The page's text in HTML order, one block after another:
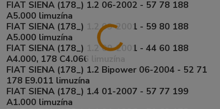
FIAT SIENA (178_) 1.2 06-2002 - 57 78 188
A5.000 limuzína
FIAT SIENA (178_) 1.2 09-2001 - 59 80 188
A5.000 limuzína
FIAT SIENA (178_) 1.2 09-2001 - 44 60 188
A4.000, 178 C4.066 limuzína
FIAT SIENA (178_) 1.2 Bipower 06-2004 - 52 71
178 E9.011 limuzína
FIAT SIENA (178_) 1.4 01-2007 - 57 77 199
A1.000 limuzína